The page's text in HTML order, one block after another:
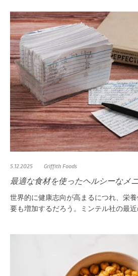
5.12.2025 Griffith Foods
最適な食材を使ったヘルシーなメ
世界的に健康志向が高まるにつれ、栄
要も増加するだろう。ミンテル社の最